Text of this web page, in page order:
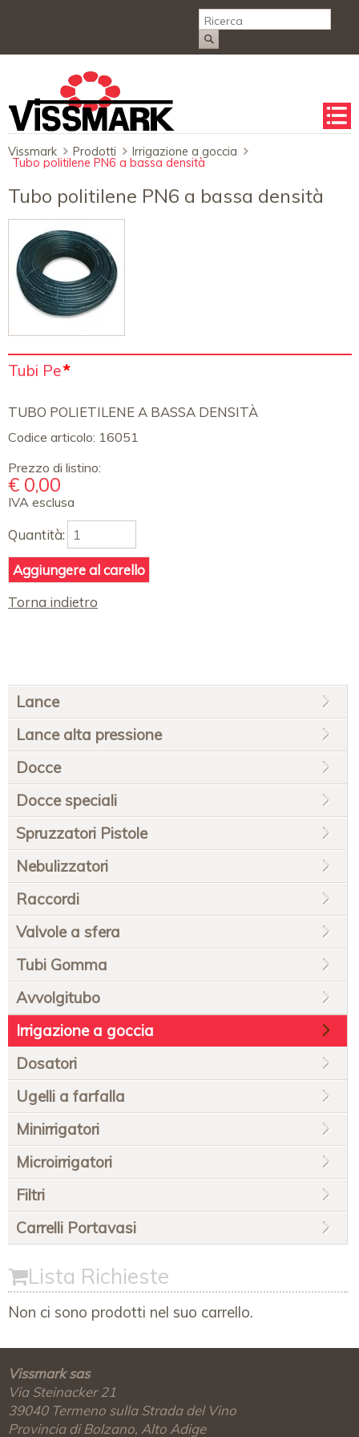
Salta
la
Vissmark Prodotti Irrigazione a goccia
Tubo politilene PN6 a bassa densità
Tubo politilene PN6 a bassa densità
Campo
Tubi Pe*
TUBO POLIETILENE A BASSA DENSITÀ
Codice articolo: 16051
Prezzo di listino:
€ 0,00
IVA esclusa
Quantità:
Torna indietro
Salta
la
navigazione
Lance
Lance alta pressione
Docce
Docce speciali
Spruzzatori Pistole
Nebulizzatori
Raccordi
Valvole a sfera
Tubi Gomma
Avvolgitubo
Irrigazione a goccia
Dosatori
Ugelli a farfalla
Minirrigatori
Microirrigatori
Filtri
Carrelli Portavasi
Lista Richieste
Non ci sono prodotti nel suo carrello.
Vissmark sas
Via Steinacker 21
39040 Termeno sulla Strada del Vino
Provincia di Bolzano, Alto Adige